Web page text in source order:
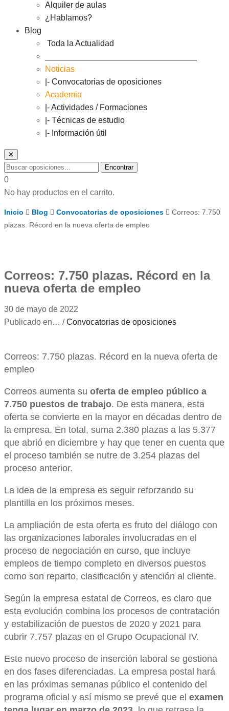
Alquiler de aulas
¿Hablamos?
Blog
Toda la Actualidad
Noticias
|- Convocatorias de oposiciones
Academia
|- Actividades / Formaciones
|- Técnicas de estudio
|- Información útil
✕
Encontrar
0
No hay productos en el carrito.
Inicio Blog Convocatorias de oposiciones
Correos: 7.750
plazas. Récord en la nueva oferta de empleo
Correos: 7.750 plazas. Récord en la
nueva oferta de empleo
30 de mayo de 2022
Publicado en… /Convocatorias de oposiciones
Correos: 7.750 plazas. Récord en la nueva oferta de
empleo
Correos aumenta su oferta de empleo público a
7.750 puestos de trabajo. De esta manera, esta
oferta se convierte en la mayor en décadas dentro de
la empresa. En total, suma 2.380 plazas a las 5.377
que abrió en diciembre y hay que tener en cuenta que
el proceso también se nutre de 3.254 plazas del
proceso anterior.
La idea de la empresa es seguir reforzando su
plantilla en los próximos meses.
La ampliación de esta oferta es fruto del diálogo con
las organizaciones laborales involucradas en el
proceso de negociación en curso, que incluye
empleos de tiempo completo en diversos puestos
como son reparto, clasificación y atención al cliente.
Según la empresa estatal de Correos, es claro que
esta evolución combina los procesos de contratación
y estabilización de puestos de 2020 y 2021 para
cubrir 7.757 plazas en el Grupo Ocupacional IV.
Este nuevo proceso de inserción laboral se gestiona
en dos fases diferenciadas. La empresa postal hará
en las próximas semanas público el contenido del
programa oficial y así mismo se prevé que el examen